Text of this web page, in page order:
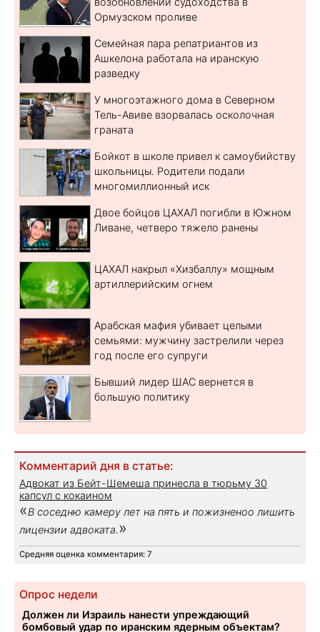
Ормузском проливе
Семейная пара репатриантов из
Ашкелона работала на иранскую
разведку
У многоэтажного дома в Северном
Тель-Авиве взорвалась осколочная
граната
Бойкот в школе привел к самоубийству
школьницы. Родители подали
многомиллионный иск
Двое бойцов ЦАХАЛ погибли в Южном
Ливане, четверо тяжело ранены
ЦАХАЛ накрыл «Хизбаллу» мощным
артиллерийским огнем
Арабская мафия убивает целыми
семьями: мужчину застрелили через
год после его супруги
Бывший лидер ШАС вернется в
большую политику
Комментарий дня в статье:
Адвокат из Бейт-Шемеша принесла в тюрьму 30
капсул с кокаином
«В соседню камеру лет на пять и пожизненоо лишить
лицензии адвоката. »
Средняя оценка комментария: 7
Опрос недели
Должен ли Израиль нанести упреждающий
бомбовый удар по иранским ядерным объектам?